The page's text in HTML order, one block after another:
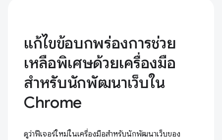
แก้ไขข้อบกพร่องการช่วย
เหลือพิเศษด้วยเครื่องมือ
สำหรับนักพัฒนาเว็บใน
Chrome
ดูว่าฟีเจอร์ใหม่ในเครื่องมือสำหรับนักพัฒนาเว็บของ